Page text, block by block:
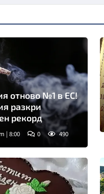
отново №1 в ЕС!
разкри
рекорд
| 8:00 0 490